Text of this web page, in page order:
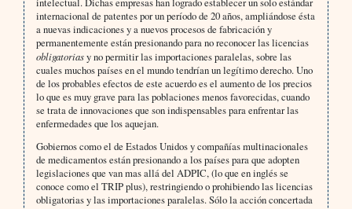
internacional de patentes por un período de 20 años, ampliándose ésta
a nuevas indicaciones y a nuevos procesos de fabricación y
permanentemente están presionando para no reconocer las licencias
obligatoriasy no permitir las importaciones paralelas, sobre las
cuales muchos países en el mundo tendrían un legítimo derecho. Uno
de los probables efectos de este acuerdo es el aumento de los precios
lo que es muy grave para las poblaciones menos favorecidas, cuando
se trata de innovaciones que son indispensables para enfrentar las
enfermedades que los aquejan.
Gobiernos como el de Estados Unidos y compañías multinacionales
de medicamentos están presionando a los países para que adopten
legislaciones que van mas allá del ADPIC, (lo que en inglés se
conoce como el TRIP plus), restringiendo o prohibiendo las licencias
obligatorias y las importaciones paralelas. Sólo la acción concertada